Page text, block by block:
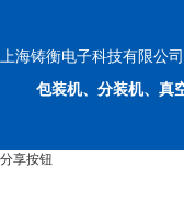
上海铸衡电子科技有限公司
包装机、分装机、真
分享按钮